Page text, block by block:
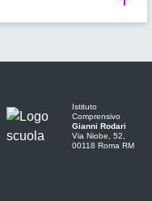
Istituto
Comprensivo
Gianni Rodari
Via Niobe, 52,
00118 Roma RM